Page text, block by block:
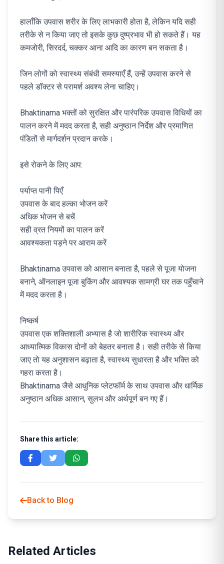
हालाँकि उपवास शरीर के लिए लाभकारी होता है, लेकिन यदि सही
तरीके से न किया जाए तो इसके कुछ दुष्प्रभाव भी हो सकते हैं। यह
कमजोरी, सिरदर्द, चक्कर आना आदि का कारण बन सकता है।
जिन लोगों को स्वास्थ्य संबंधी समस्याएँ हैं, उन्हें उपवास करने से
पहले डॉक्टर से परामर्श अवश्य लेना चाहिए।
Bhaktinama भक्तों को सुरक्षित और पारंपरिक उपवास विधियों का
पालन करने में मदद करता है, सही अनुष्ठान निर्देश और प्रमाणित
पंडितों से मार्गदर्शन प्रदान करके।
इसे रोकने के लिए आप:
पर्याप्त पानी पिएँ
उपवास के बाद हल्का भोजन करें
अधिक भोजन से बचें
सही व्रत नियमों का पालन करें
आवश्यकता पड़ने पर आराम करें
Bhaktinama उपवास को आसान बनाता है, पहले से पूजा योजना
बनाने, ऑनलाइन पूजा बुकिंग और आवश्यक सामग्री घर तक पहुँचाने
में मदद करता है।
निष्कर्ष
उपवास एक शक्तिशाली अभ्यास है जो शारीरिक स्वास्थ्य और
आध्यात्मिक विकास दोनों को बेहतर बनाता है। सही तरीके से किया
जाए तो यह अनुशासन बढ़ाता है, स्वास्थ्य सुधारता है और भक्ति को
गहरा करता है।
Bhaktinama जैसे आधुनिक प्लेटफॉर्म के साथ उपवास और धार्मिक
अनुष्ठान अधिक आसान, सुलभ और अर्थपूर्ण बन गए हैं।
Share this article:
Back to Blog
Related Articles